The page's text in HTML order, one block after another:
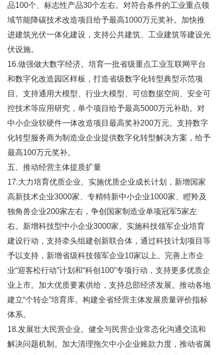
品100个、标志性产品30个左右。对符合条件的工业重点领
域节能降碳技术改造项目给予最高1000万元奖补。加快推
进建筑光伏一体化建设，支持公共建筑、工业建筑等建设光
伏设施。
16.做强做大数字经济。培育一批省级重点工业互联网平台
和数字化改造园区样板，打造省级数字化转型典型示范项
目。支持通用大模型、行业大模型、可信数据空间、安全可
控技术等应用研究，单个项目给予最高5000万元补助。对
中小企业软硬件一体改造项目最高奖补200万元。支持数字
化转型服务商为制造业企业提供数字化转型解决方案，给予
最高100万元奖补。
五、推动经营主体提质扩量
17.大力培育优质企业。实施优质企业成长计划，新增国家
高新技术企业3000家、专精特新中小企业1000家、瞪羚及
独角兽企业200家左右，争创国家制造业单项冠军5家左
右。新增科技型中小企业3000家。实施科技领军企业培育
建设行动，支持牵头组建创新联合体，通过科技计划项目等
予以支持，新增省级科技领军企业10家以上。完善上市企
业“迎客松行动”计划和“科创100”专项行动，支持更多优质企
业上市。加大优质要素供给，支持总部经济发展。推动各地
建立“个转企”培育库。构建全省经营主体发展质量评价指标
体系。
18.发展壮大民营企业。健全与民营企业常态化沟通交流和
解决问题机制。加大清理拖欠中小企业账款力度，推动省属